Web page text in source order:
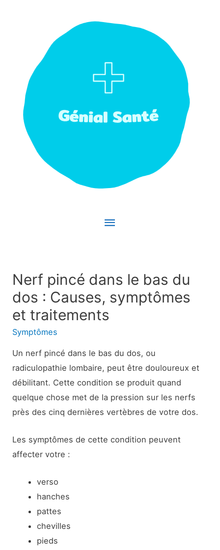
Menu
Nerf pincé dans le bas du
dos : Causes, symptômes
et traitements
Symptômes
Un nerf pincé dans le bas du dos, ou
radiculopathie lombaire, peut être douloureux et
débilitant. Cette condition se produit quand
quelque chose met de la pression sur les nerfs
près des cinq dernières vertèbres de votre dos.
Les symptômes de cette condition peuvent
affecter votre :
verso
hanches
pattes
chevilles
pieds